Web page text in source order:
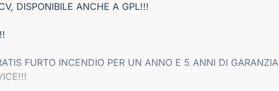
DISPONIBILE ANCHE A GPL!!!
FURTO INCENDIO PER UN ANNO E 5 ANNI DI GARANZIA